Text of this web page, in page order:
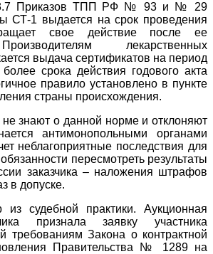
3.7 Приказов ТПП РФ № 93 и № 29
СТ-1 выдается на срок проведения
свое действие после ее
лекарственных
выдача сертификатов на период
срока действия годового акта
правило установлено в пункте
страны происхождения.
не знают о данной норме и отклоняют
антимонопольными органами
неблагоприятные последствия для
пересмотреть результаты
заказчика – наложения штрафов
в допуске.
судебной практики. Аукционная
признала заявку участника
требованиям Закона о контрактной
Правительства № 1289 на